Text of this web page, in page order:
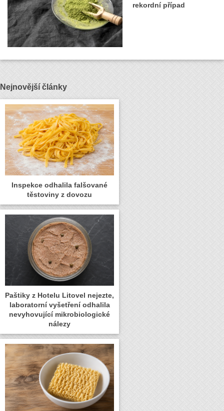
rekordní případ
Nejnovější články
Inspekce odhalila falšované
těstoviny z dovozu
Paštiky z Hotelu Litovel nejezte,
laboratorní vyšetření odhalila
nevyhovující mikrobiologické
nálezy